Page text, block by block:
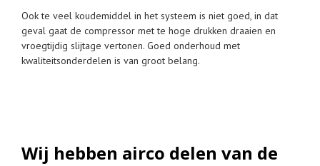
Ook te veel koudemiddel in het systeem is niet goed, in dat
geval gaat de compressor met te hoge drukken draaien en
vroegtijdig slijtage vertonen. Goed onderhoud met
kwaliteitsonderdelen is van groot belang.
Wij hebben airco delen van de